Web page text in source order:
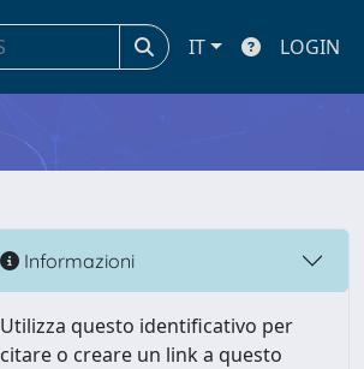
IT LOGIN
Informazioni
Utilizza questo identificativo per
citare o creare un link a questo